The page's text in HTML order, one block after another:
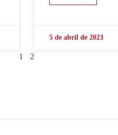
5 de abril de 2023
1 2